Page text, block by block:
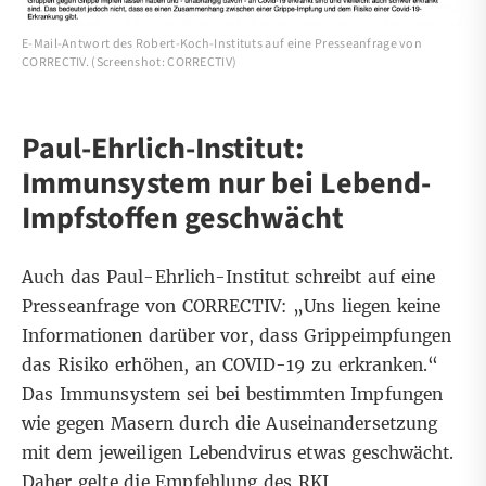
E-Mail-Antwort des Robert-Koch-Instituts auf eine Presseanfrage von
CORRECTIV. (Screenshot: CORRECTIV)
Paul-Ehrlich-Institut:
Immunsystem nur bei Lebend-
Impfstoffen geschwächt
Auch das Paul-Ehrlich-Institut schreibt auf eine
Presseanfrage von CORRECTIV: „Uns liegen keine
Informationen darüber vor, dass Grippeimpfungen
das Risiko erhöhen, an COVID-19 zu erkranken.“
Das Immunsystem sei bei bestimmten Impfungen
wie gegen Masern durch die Auseinandersetzung
mit dem jeweiligen Lebendvirus etwas geschwächt.